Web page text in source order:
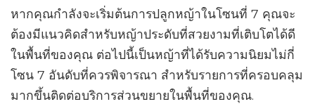
หากคุณกำลังจะเริ่มต้นการปลูกหญ้าในโซนที่ 7 คุณจะ
ต้องมีแนวคิดสำหรับหญ้าประดับที่สวยงามที่เติบโตได้ดี
ในพื้นที่ของคุณ ต่อไปนี้เป็นหญ้าที่ได้รับความนิยมไม่กี่
โซน 7 อันดับที่ควรพิจารณา สำหรับรายการที่ครอบคลุม
มากขึ้นติดต่อบริการส่วนขยายในพื้นที่ของคุณ.